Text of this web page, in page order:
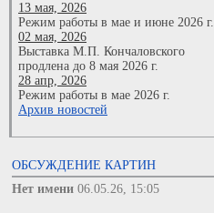
13 мая, 2026
Режим работы в мае и июне 2026 г.
02 мая, 2026
Выставка М.П. Кончаловского
продлена до 8 мая 2026 г.
28 апр, 2026
Режим работы в мае 2026 г.
Архив новостей
ОБСУЖДЕНИЕ КАРТИН
Нет имени 06.05.26, 15:05